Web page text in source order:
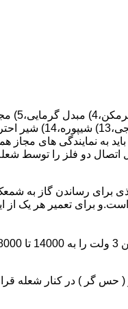
دو فلز را توسط
رساندن گاز به
تعمیر هر یک از این
گر ) در کنار شعله